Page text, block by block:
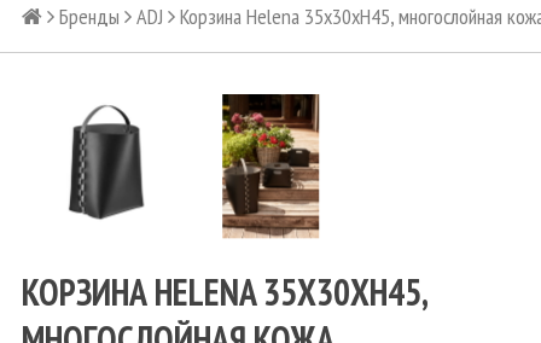
Бренды ADJ Корзина Helena 35х30хН45, многослойная
КОРЗИНА HELENA 35Х30ХН45,